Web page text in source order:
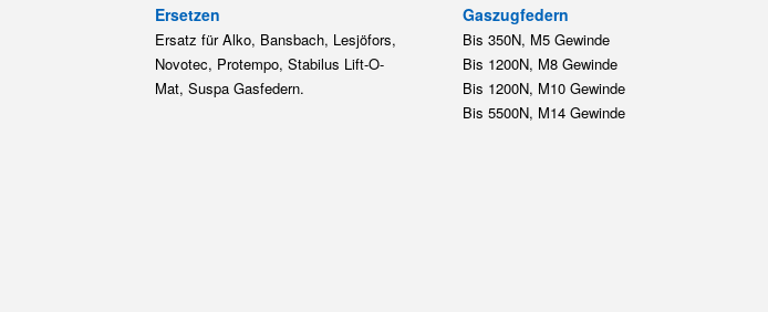
Ersetzen
Ersatz für Alko, Bansbach, Lesjöfors,
Novotec, Protempo, Stabilus Lift-O-
Mat, Suspa Gasfedern.
Gaszugfedern
Bis 350N, M5 Gewinde
Bis 1200N, M8 Gewinde
Bis 1200N, M10 Gewinde
Bis 5500N, M14 Gewinde